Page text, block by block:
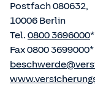
Postfach 080632,
10006 Berlin
Tel. 0800 3696000*
Fax 0800 3699000*